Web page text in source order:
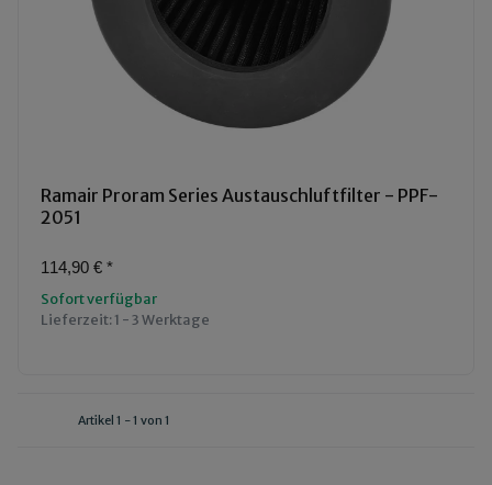
Ramair Proram Series Austauschluftfilter - PPF-
2051
114,90 € *
Sofort verfügbar
Lieferzeit:1 - 3 Werktage
Artikel 1 - 1 von 1